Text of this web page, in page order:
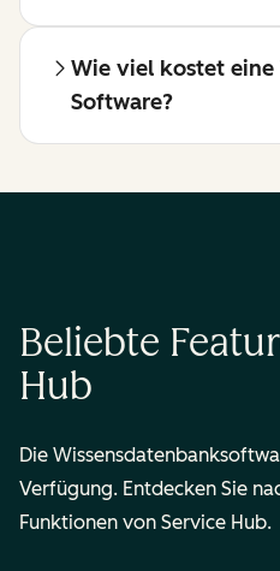
Wie viel kostet
Software?
Beliebte
Hub
Die
Verfügung. Entdecken Sie
Funktionen von Service Hub.